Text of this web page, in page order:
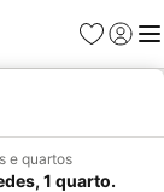
Favoritos
Iniciar
e quartos
1 quarto.